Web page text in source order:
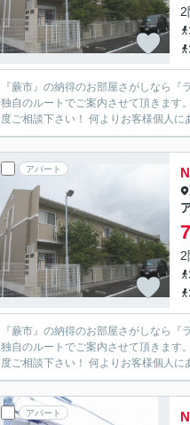
『蕨市』の納得のお部屋さがしなら
独自のルートでご案内させて頂きます
度ご相談下さい！ 何よ
アパート
『蕨市』の納得のお部屋さがしなら
独自のルートでご案内させて頂きます
度ご相談下さい！ 何よ
アパート